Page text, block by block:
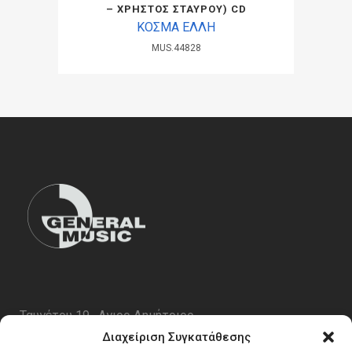
Διαχείριση Συγκατάθεσης
– ΧΡΗΣΤΟΣ ΣΤΑΥΡΟΥ) CD
ΚΟΣΜΑ ΕΛΛΗ
MUS.44828
Ταυγέτου 19 , Αγιος Δημήτριος